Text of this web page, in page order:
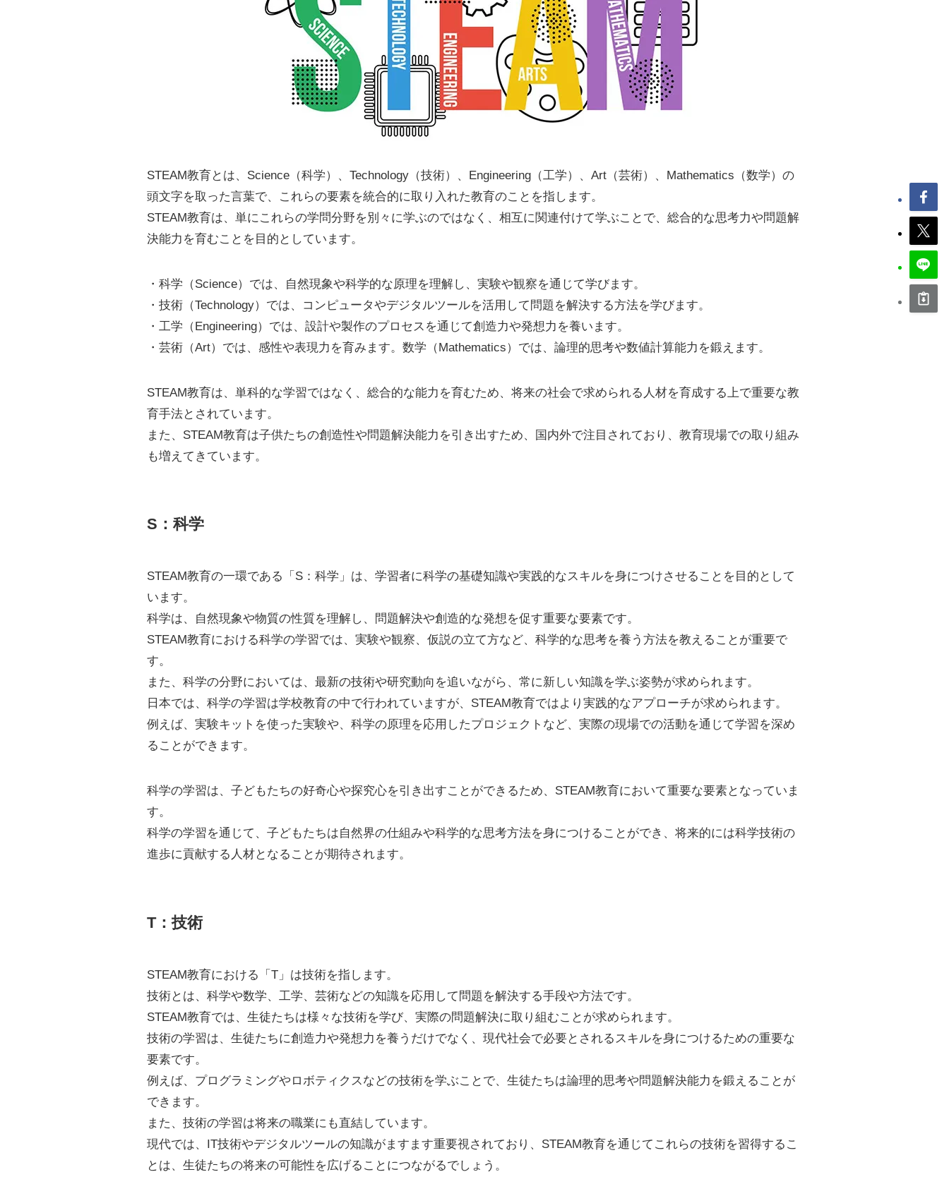
STEAM教育とは、Science（科学）、Technology（技術）、Engineering（工学）、Art（芸術）、Mathematics（数学）の
頭文字を取った言葉で、これらの要素を統合的に取り入れた教育のことを指します。
STEAM教育は、単にこれらの学問分野を別々に学ぶのではなく、相互に関連付けて学ぶことで、総合的な思考力や問題解
決能力を育むことを目的としています。
・科学（Science）では、自然現象や科学的な原理を理解し、実験や観察を通じて学びます。
・技術（Technology）では、コンピュータやデジタルツールを活用して問題を解決する方法を学びます。
・工学（Engineering）では、設計や製作のプロセスを通じて創造力や発想力を養います。
・芸術（Art）では、感性や表現力を育みます。数学（Mathematics）では、論理的思考や数値計算能力を鍛えます。
STEAM教育は、単科的な学習ではなく、総合的な能力を育むため、将来の社会で求められる人材を育成する上で重要な教
育手法とされています。
また、STEAM教育は子供たちの創造性や問題解決能力を引き出すため、国内外で注目されており、教育現場での取り組み
も増えてきています。
S：科学
STEAM教育の一環である「S：科学」は、学習者に科学の基礎知識や実践的なスキルを身につけさせることを目的として
います。
科学は、自然現象や物質の性質を理解し、問題解決や創造的な発想を促す重要な要素です。
STEAM教育における科学の学習では、実験や観察、仮説の立て方など、科学的な思考を養う方法を教えることが重要で
す。
また、科学の分野においては、最新の技術や研究動向を追いながら、常に新しい知識を学ぶ姿勢が求められます。
日本では、科学の学習は学校教育の中で行われていますが、STEAM教育ではより実践的なアプローチが求められます。
例えば、実験キットを使った実験や、科学の原理を応用したプロジェクトなど、実際の現場での活動を通じて学習を深め
ることができます。
科学の学習は、子どもたちの好奇心や探究心を引き出すことができるため、STEAM教育において重要な要素となっていま
す。
科学の学習を通じて、子どもたちは自然界の仕組みや科学的な思考方法を身につけることができ、将来的には科学技術の
進歩に貢献する人材となることが期待されます。
T：技術
STEAM教育における「T」は技術を指します。
技術とは、科学や数学、工学、芸術などの知識を応用して問題を解決する手段や方法です。
STEAM教育では、生徒たちは様々な技術を学び、実際の問題解決に取り組むことが求められます。
技術の学習は、生徒たちに創造力や発想力を養うだけでなく、現代社会で必要とされるスキルを身につけるための重要な
要素です。
例えば、プログラミングやロボティクスなどの技術を学ぶことで、生徒たちは論理的思考や問題解決能力を鍛えることが
できます。
また、技術の学習は将来の職業にも直結しています。
現代では、IT技術やデジタルツールの知識がますます重要視されており、STEAM教育を通じてこれらの技術を習得するこ
とは、生徒たちの将来の可能性を広げることにつながるでしょう。